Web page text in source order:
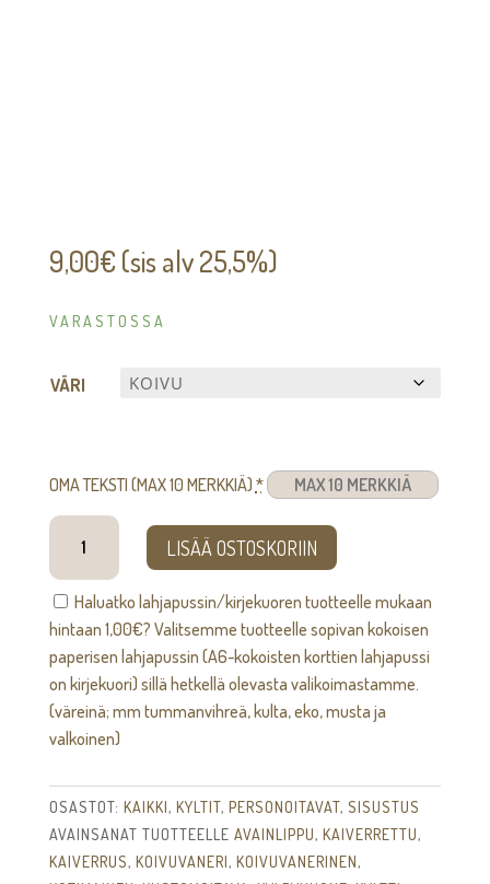
9,00€ (sis alv 25,5%)
VARASTOSSA
VÄRI
OMA TEKSTI (MAX 10 MERKKIÄ) *
Pyyhenipsu
[omalla
tekstillä]
määrä
LISÄÄ OSTOSKORIIN
Haluatko lahjapussin/kirjekuoren tuotteelle mukaan
hintaan 1,00€? Valitsemme tuotteelle sopivan kokoisen
paperisen lahjapussin (A6-kokoisten korttien lahjapussi
on kirjekuori) sillä hetkellä olevasta valikoimastamme.
(väreinä; mm tummanvihreä, kulta, eko, musta ja
valkoinen)
OSASTOT: KAIKKI, KYLTIT, PERSONOITAVAT, SISUSTUS
AVAINSANAT TUOTTEELLE AVAINLIPPU, KAIVERRETTU,
KAIVERRUS, KOIVUVANERI, KOIVUVANERINEN,